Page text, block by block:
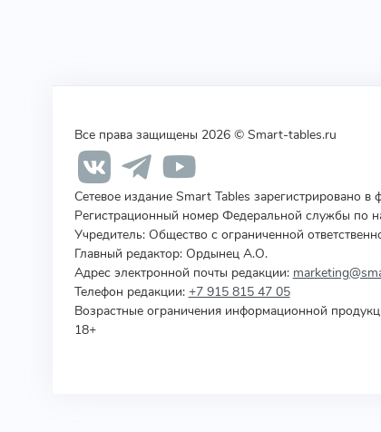
Все права защищены 2026 © Smart-tables.ru
Сетевое издание Smart Tables зарегистрировано
Регистрационный номер Федеральной службы по
Учредитель: Общество с ограниченной
Главный редактор: Ордынец А.О.
Адрес электронной почты редакции:
Телефон редакции: +7 915 815 47 05
Возрастные ограничения информационной
18+